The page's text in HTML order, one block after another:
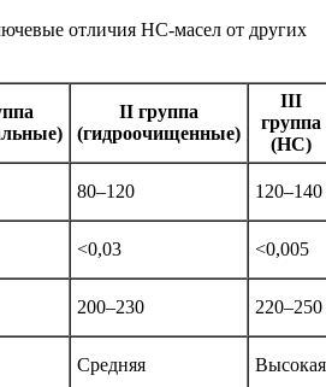
отличия HC-масел от других
II группа
(гидроочищенные)
III
группа
(HC)
80–120 120–140
<0,03 <0,005
200–230 220–250
Средняя Высокая